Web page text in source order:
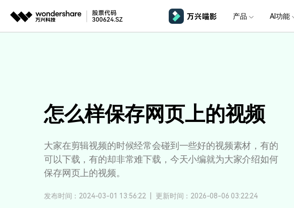
推荐产品
AI驱动的一站式精品影视内容创作平台
万兴喵影
万兴天幕
一句话生成视频/图片/音乐
让照片动起来
一站式办公绘图利器
万兴脑图
万
秒
一
政企服务
客户案例
新闻中
产品
桌面版 Windows 版本
HarmonyOS 版本
移动端 iOS & Android 版本
AI功能
AI 提效
商用无忧
效果特效
剪辑教程
自制教程
视频抠图
娱乐剪辑
影视制作
游戏电竞
学校教育
设备支持
了解支持的系统、CPU
产品社区
在线社区，与产品经理
怎么样保存网页上的视频
大家在剪辑视频的时候经常会碰到一些好的视频素材，有的
可以下载，有的却非常难下载，今天小编就为大家介绍如何
保存网页上的视频。
发布时间：2024-03-01 13:56:22 更新时间：2026-08-06 03:22:24